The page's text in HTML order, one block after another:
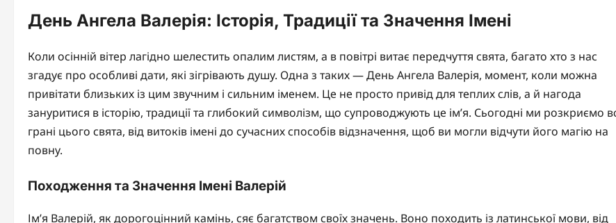
День Ангела Валерія: Історія, Традиції та Значення Імені
Коли осінній вітер лагідно шелестить опалим листям, а в повітрі витає передчуття свята, багато хто з нас
згадує про особливі дати, які зігрівають душу. Одна з таких — День Ангела Валерія, момент, коли можна
привітати близьких із цим звучним і сильним іменем. Це не просто привід для теплих слів, а й нагода
зануритися в історію, традиції та глибокий символізм, що супроводжують це ім’я. Сьогодні ми розкриємо
грані цього свята, від витоків імені до сучасних способів відзначення, щоб ви могли відчути його магію на
повну.
Походження та Значення Імені Валерій
Ім’я Валерій, як дорогоцінний камінь, сяє багатством своїх значень. Воно походить із латинської мови, від